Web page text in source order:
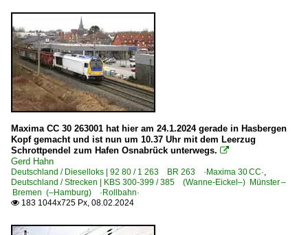
Maxima CC 30 263001 hat hier am 24.1.2024 gerade in Hasbergen
Kopf gemacht und ist nun um 10.37 Uhr mit dem Leerzug
Schrottpendel zum Hafen Osnabrück unterwegs. 
Gerd Hahn
Deutschland / Dieselloks | 92 80 / 1 263 BR 263 ·Maxima 30 CC·,
Deutschland / Strecken | KBS 300-399 / 385 (Wanne-Eickel–) Münster –
Bremen (–Hamburg) ·Rollbahn·
 183 1044x725 Px, 08.02.2024